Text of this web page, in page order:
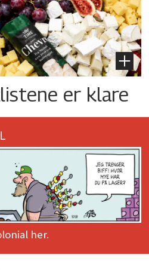
er klare
her.